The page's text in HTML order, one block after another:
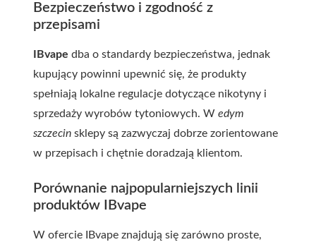
Bezpieczeństwo i zgodność z
przepisami
IBvape dba o standardy bezpieczeństwa, jednak
kupujący powinni upewnić się, że produkty
spełniają lokalne regulacje dotyczące nikotyny i
sprzedaży wyrobów tytoniowych. W edym
szczecin sklepy są zazwyczaj dobrze zorientowane
w przepisach i chętnie doradzają klientom.
Porównanie najpopularniejszych linii
produktów IBvape
W ofercie IBvape znajdują się zarówno proste,